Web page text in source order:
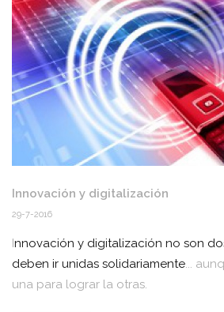
Innovación y digitalización
29-7-2016
Innovación y digitalización no son
deben ir unidas solidariamente...
una para lograr la otras.